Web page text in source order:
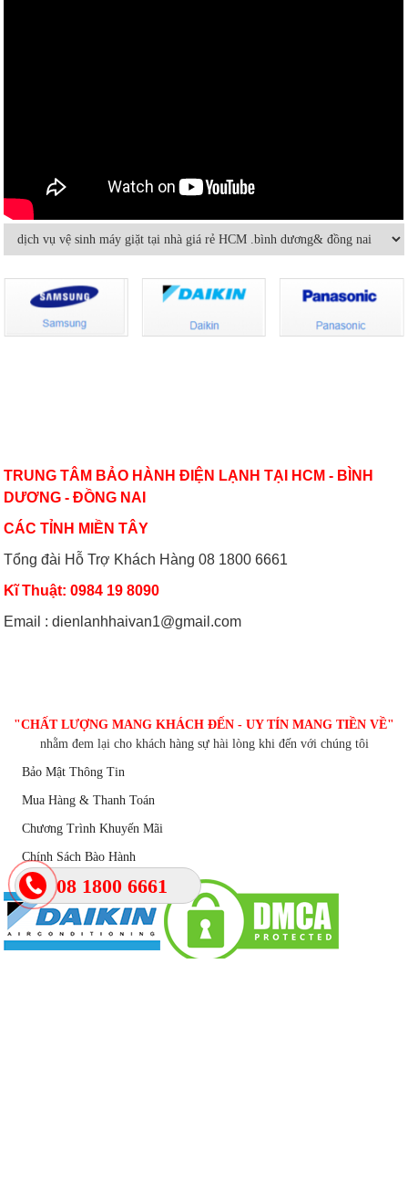
Cách sửa máy lạnh âm trần không
lạnh hoặc lạnh yếu
Vệ sinh máy lạnh âm trần tại nhà
Hướng dẫn sử dụng và bảo quản
Máy lạnh mini di động và quạt điều
Có nên bật/tắt máy lạnh liên tục để
Nguyên nhân nào khiến điều hòa
nhiệt độ không đủ mát?
TRUNG TÂM BẢO HÀNH ĐIỆN LẠNH TẠI HCM - BÌNH
DƯƠNG - ĐỒNG NAI
CÁC TỈNH MIỀN TÂY
Tổng đài Hỗ Trợ Khách Hàng 08 1800 6661
Kĩ Thuật: 0984 19 8090
Email : dienlanhhaivan1@gmail.com
"CHẤT LƯỢNG MANG KHÁCH ĐẾN - UY TÍN MANG TIỀN VỀ"
nhằm đem lại cho khách hàng sự hài lòng khi đến với chúng tôi
Bảo Mật Thông Tin
Mua Hàng & Thanh Toán
Chương Trình Khuyến Mãi
Chính Sách Bào Hành
08 1800 6661